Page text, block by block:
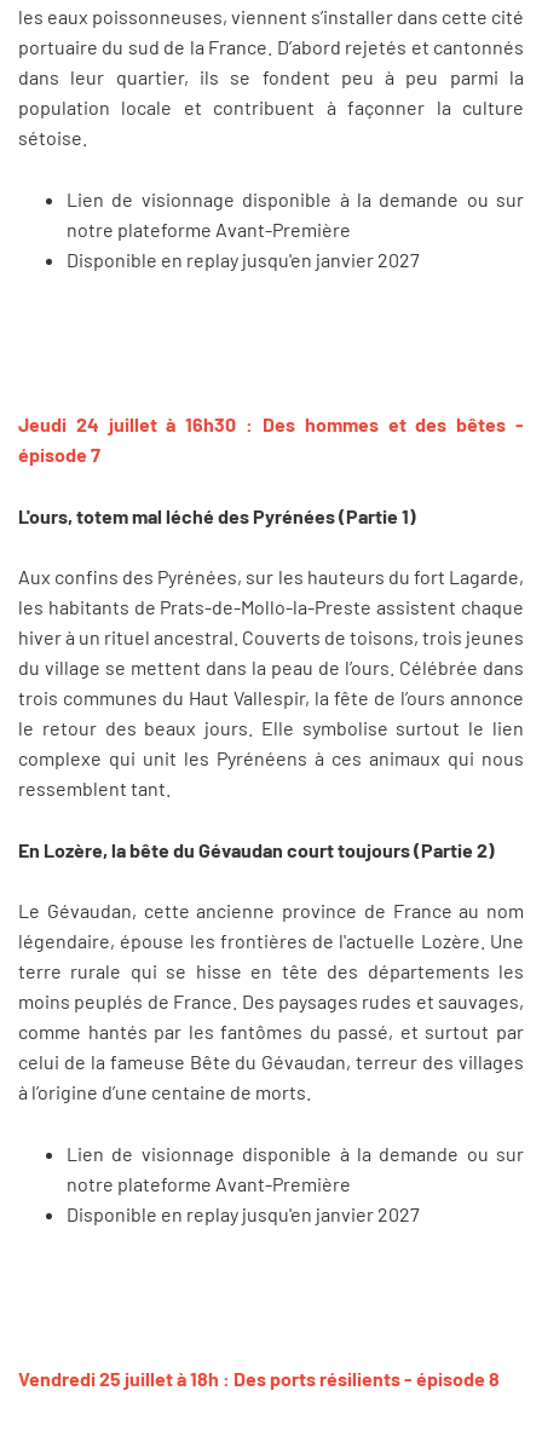
les eaux poissonneuses, viennent s’installer dans cette cité
portuaire du sud de la France. D’abord rejetés et cantonnés
dans leur quartier, ils se fondent peu à peu parmi la
population locale et contribuent à façonner la culture
sétoise.
Lien de visionnage disponible à la demande ou sur
notre plateforme Avant-Première
Disponible en replay jusqu'en janvier 2027
Jeudi 24 juillet à 16h30 : Des hommes et des bêtes -
épisode 7
L'ours, totem mal léché des Pyrénées (Partie 1)
Aux confins des Pyrénées, sur les hauteurs du fort Lagarde,
les habitants de Prats-de-Mollo-la-Preste assistent chaque
hiver à un rituel ancestral. Couverts de toisons, trois jeunes
du village se mettent dans la peau de l’ours. Célébrée dans
trois communes du Haut Vallespir, la fête de l’ours annonce
le retour des beaux jours. Elle symbolise surtout le lien
complexe qui unit les Pyrénéens à ces animaux qui nous
ressemblent tant.
En Lozère, la bête du Gévaudan court toujours (Partie 2)
Le Gévaudan, cette ancienne province de France au nom
légendaire, épouse les frontières de l'actuelle Lozère. Une
terre rurale qui se hisse en tête des départements les
moins peuplés de France. Des paysages rudes et sauvages,
comme hantés par les fantômes du passé, et surtout par
celui de la fameuse Bête du Gévaudan, terreur des villages
à l’origine d’une centaine de morts.
Lien de visionnage disponible à la demande ou sur
notre plateforme Avant-Première
Disponible en replay jusqu'en janvier 2027
Vendredi 25 juillet à 18h : Des ports résilients - épisode 8